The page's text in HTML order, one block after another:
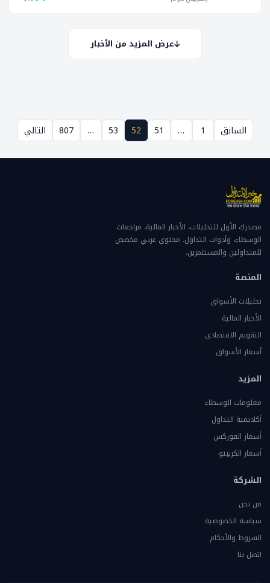
عرض المزيد من الأخبار
السابق 1
…
51
52
53
…
807 التالي
مصدرك الأول للتحليلات، الأخبار المالية، مراجعات
الوسطاء، وأدوات التداول. محتوى عربي مخصص
للمتداولين والمستثمرين.
المنصة
تحليلات الأسواق
الأخبار المالية
التقويم الاقتصادي
أسعار الأسواق
المزيد
معلومات الوسطاء
أكاديمية التداول
أسعار الفوركس
أسعار الكريبتو
الشركة
من نحن
سياسة الخصوصية
الشروط والأحكام
اتصل بنا